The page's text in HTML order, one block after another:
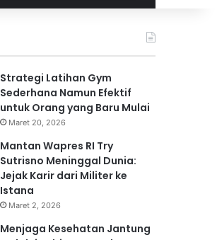
for
Strategi Latihan Gym
Sederhana Namun Efektif
untuk Orang yang Baru Mulai
Maret 20, 2026
Mantan Wapres RI Try
Sutrisno Meninggal Dunia:
Jejak Karir dari Militer ke
Istana
Maret 2, 2026
Menjaga Kesehatan Jantung